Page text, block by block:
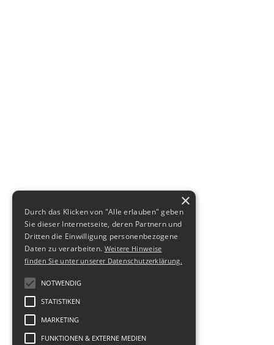
×
Durch das Klicken von "Alle erlauben" geben
Sie dieser Internetseite, deren Partnern und
Dritten die Einwilligung personenbezogene
Daten zu verarbeiten. Weitere Hinweise
finden Sie unter unserer Datenschutzerklärung.
NOTWENDIG
STATISTIKEN
MARKETING
FUNKTIONEN & EXTERNE MEDIEN